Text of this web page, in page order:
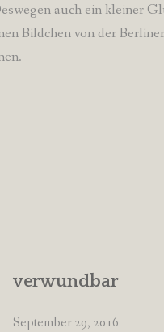
auch ein kleiner
Bildchen von der
verwundbar
September 29, 2016